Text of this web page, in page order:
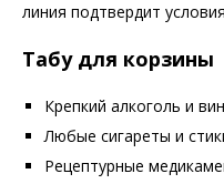
линия подтвердит
Табу для корзины
Крепкий алкоголь и
Любые сигареты и
Рецептурные